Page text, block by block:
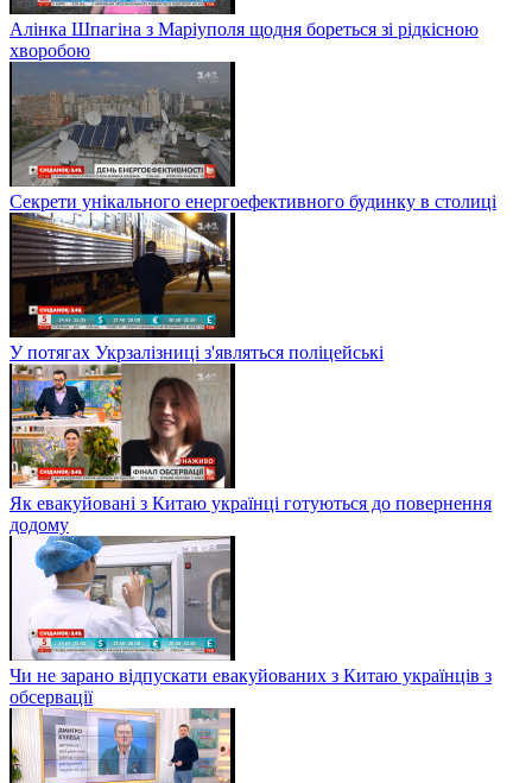
Алінка Шпагіна з Маріуполя щодня бореться зі рідкісною
хворобою
Секрети унікального енергоефективного будинку в столиці
У потягах Укрзалізниці з'являться поліцейські
Як евакуйовані з Китаю українці готуються до повернення
додому
Чи не зарано відпускати евакуйованих з Китаю українців з
обсервації